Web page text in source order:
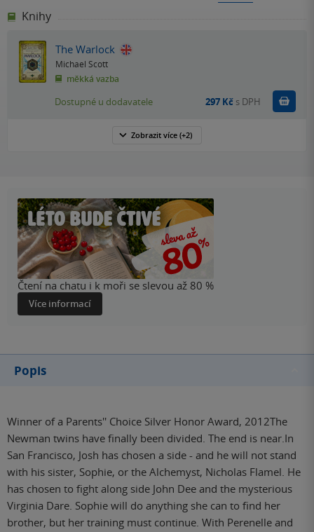
Knihy
The Warlock
Michael Scott
měkká vazba
Dostupné u dodavatele 297 Kč s DPH
Zobrazit více (+2)
Čtení na chatu i k moři se slevou až 80 %
Více informací
Popis
Winner of a Parents'' Choice Silver Honor Award, 2012The
Newman twins have finally been divided. The end is near.In
San Francisco, Josh has chosen a side - and he will not stand
with his sister, Sophie, or the Alchemyst, Nicholas Flamel. He
has chosen to fight along side John Dee and the mysterious
Virginia Dare. Sophie will do anything she can to find her
brother, but her training must continue. With Perenelle and